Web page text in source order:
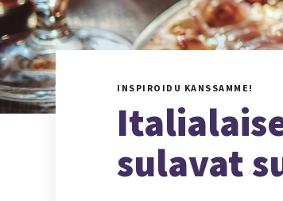
INSPIROIDU KANSSAMME!
sulavat